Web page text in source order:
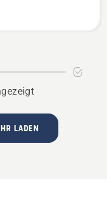
LADEN